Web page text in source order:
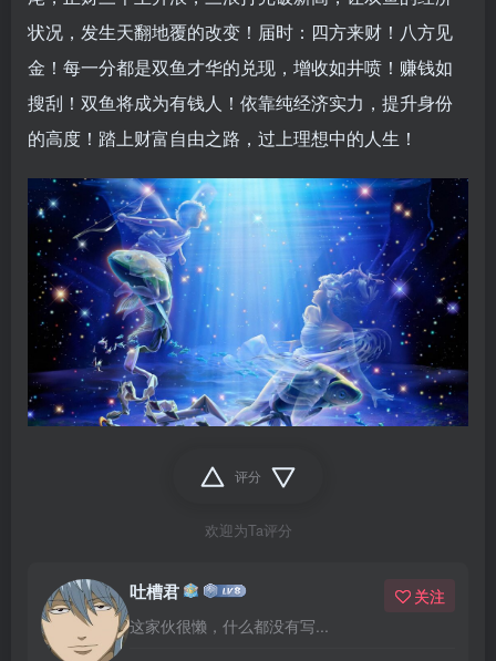
状况，发生天翻地覆的改变！届时：四方来财！八方见
金！每一分都是双鱼才华的兑现，增收如井喷！赚钱如
搜刮！双鱼将成为有钱人！依靠纯经济实力，提升身份
的高度！踏上财富自由之路，过上理想中的人生！
评分
欢迎为Ta评分
吐槽君
这家伙很懒，什么都没有写...
关注